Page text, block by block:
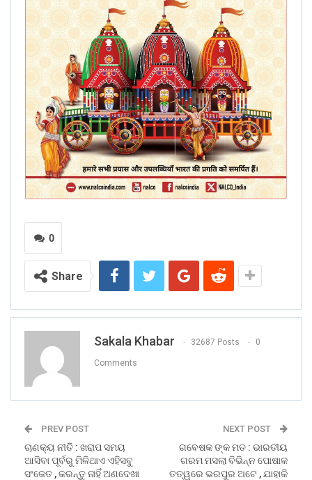
0
Share
Sakala Khabar 32687 Posts 0
Comments
PREV POST
ଚାଣକ୍ୟ ନୀତି : ଖରାପ ସମୟ
ଆସିବା ପୂର୍ବରୁ ମିଳିଥାଏ ଏହିସବୁ
ସଂକେତ , କରନ୍ତୁ ନାହିଁ ଅଣଦେଖା
NEXT POST
ଗବେଷକ ଙ୍କ ମତ : ଭାରତୀୟ
ଗରମ ମସଲା ବିଭିନ୍ନ ପୋଷାକ
ତତ୍ୱରେ ଭରପୁର ଅଟେ , ଯାହାକି